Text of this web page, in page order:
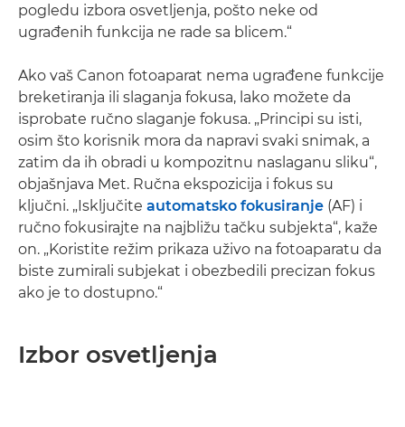
pogledu izbora osvetljenja, pošto neke od
ugrađenih funkcija ne rade sa blicem.“
Ako vaš Canon fotoaparat nema ugrađene funkcije
breketiranja ili slaganja fokusa, lako možete da
isprobate ručno slaganje fokusa. „Principi su isti,
osim što korisnik mora da napravi svaki snimak, a
zatim da ih obradi u kompozitnu naslaganu sliku“,
objašnjava Met. Ručna ekspozicija i fokus su
ključni. „Isključite automatsko fokusiranje (AF) i
ručno fokusirajte na najbližu tačku subjekta“, kaže
on. „Koristite režim prikaza uživo na fotoaparatu da
biste zumirali subjekat i obezbedili precizan fokus
ako je to dostupno.“
Izbor osvetljenja